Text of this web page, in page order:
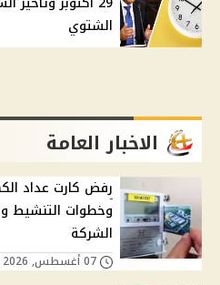
الشتوي
الاخبار العامة
رفض كارت عداد
وخطوات التنشيط
الشركة